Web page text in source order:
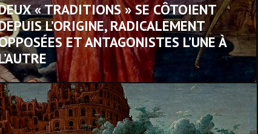
« TRADITIONS » SE CÔTOIENT
L’ORIGINE, RADICALEMENT
ET ANTAGONISTES L’UNE À